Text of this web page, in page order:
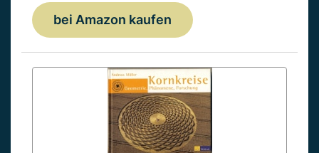
bei Amazon kaufen